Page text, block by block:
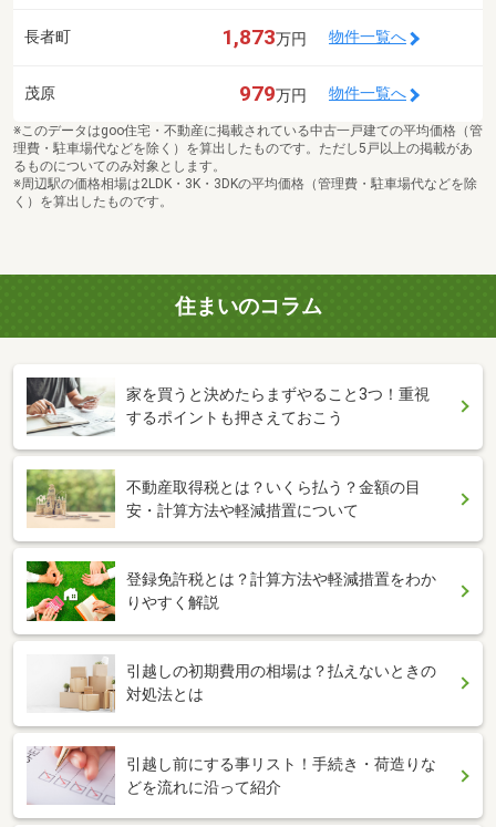
長者町 1,873万円 物件一覧へ
茂原 979万円 物件一覧へ
※このデータはgoo住宅・不動産に掲載されている中古一戸建ての平均価格（管
理費・駐車場代などを除く）を算出したものです。ただし5戸以上の掲載があ
るものについてのみ対象とします。
※周辺駅の価格相場は2LDK・3K・3DKの平均価格（管理費・駐車場代などを除
く）を算出したものです。
住まいのコラム
家を買うと決めたらまずやること3つ！重視
するポイントも押さえておこう
不動産取得税とは？いくら払う？金額の目
安・計算方法や軽減措置について
登録免許税とは？計算方法や軽減措置をわか
りやすく解説
引越しの初期費用の相場は？払えないときの
対処法とは
引越し前にする事リスト！手続き・荷造りな
どを流れに沿って紹介